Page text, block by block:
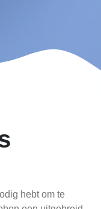
hebt om te